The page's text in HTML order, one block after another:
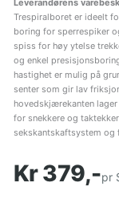
Leverandørens
Trespiralboret er ideelt
boring for sperrespiker
spiss for høy ytelse
og enkel
hastighet er mulig på
senter som gir lav
hovedskjærekanten
for snekkere og
sekskantskaftsystem og
Kr 379,-pr